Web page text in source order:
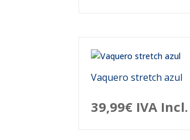
Vaquero stretch azul
39,99€ IVA Incl.